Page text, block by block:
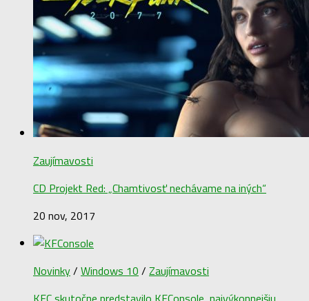
Zaujímavosti
CD Projekt Red: „Chamtivosť nechávame na iných“
20 nov, 2017
Novinky/ Windows 10 / Zaujímavosti